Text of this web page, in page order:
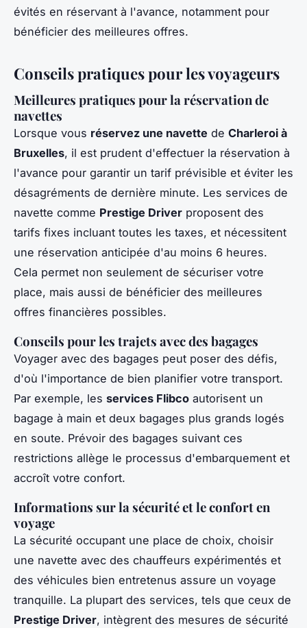
évités en réservant à l'avance, notamment pour
bénéficier des meilleures offres.
Conseils pratiques pour les voyageurs
Meilleures pratiques pour la réservation de
navettes
Lorsque vous réservez une navette de Charleroi à
Bruxelles, il est prudent d'effectuer la réservation à
l'avance pour garantir un tarif prévisible et éviter les
désagréments de dernière minute. Les services de
navette comme Prestige Driver proposent des
tarifs fixes incluant toutes les taxes, et nécessitent
une réservation anticipée d'au moins 6 heures.
Cela permet non seulement de sécuriser votre
place, mais aussi de bénéficier des meilleures
offres financières possibles.
Conseils pour les trajets avec des bagages
Voyager avec des bagages peut poser des défis,
d'où l'importance de bien planifier votre transport.
Par exemple, les services Flibco autorisent un
bagage à main et deux bagages plus grands logés
en soute. Prévoir des bagages suivant ces
restrictions allège le processus d'embarquement et
accroît votre confort.
Informations sur la sécurité et le confort en
voyage
La sécurité occupant une place de choix, choisir
une navette avec des chauffeurs expérimentés et
des véhicules bien entretenus assure un voyage
tranquille. La plupart des services, tels que ceux de
Prestige Driver, intègrent des mesures de sécurité